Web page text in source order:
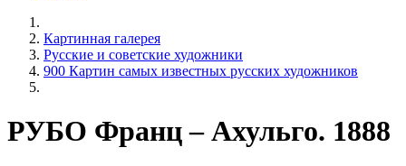
Картинная галерея
Русские и советские художники
900 Картин самых известных русских художников
РУБО Франц – Ахульго. 1888